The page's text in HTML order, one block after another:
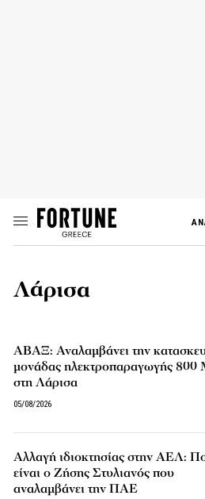
Λάρισα
ΑΒΑΞ: Αναλαμβάνει την
μονάδας ηλεκτροπαραγωγής 800
στη Λάρισα
05/08/2026
Αλλαγή ιδιοκτησίας στην ΑΕΛ:
είναι ο Ζήσης Στυλιανός που
αναλαμβάνει την ΠΑΕ